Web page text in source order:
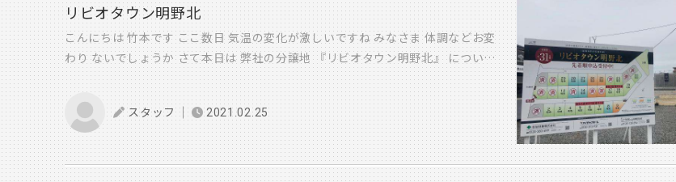
ういたしまして！ なんでも仰ってください！』 アレクサのおかげで なんだか
楽しいなあ と思う反面 たまには 朝一番に 人間と話をしたいなあ・・・・うぅ
なーんて事を思いながら 海辺が見えるテラスで一人、紅茶を飲むのでございま
す。ハイ いやいや、谷田のモーニングルーティーンなど どーでもいいわい とい
う声がガンガン聞こえてまいります。 はい、重々承知しております。ハイハイ。
ですです。 失礼いたしましたです。 先日、車でふと 「明日への手紙」という曲
を聴いて 深く心を動かされました。 いつでも帰ることができる『ふるさと』が
『 家 』なんですねー。 家を建てるって『ふるさとを作る』ってことなんですね
ー 『ふるさと』があるって いいですねー 何やら谷田は 深く考えさせられたので
リビオタウン明野北
こんにちは 竹本です ここ数日 気温の変化が激しいですね みなさま 体調などお変
わり ないでしょうか さて本日は 弊社の分譲地 『リビオタウン明野北』 について
ご紹介させていだきます 既に2邸が着工しており 残りが３区画の販売と なってお
ります 弊社以外には 住友林業さん トヨタホームさん が建築可能な 閑静な住宅
地になります 25号地です 26号地です 9号地です 価格などはこちらを クリッ
クください ⇓ ⇓ iBICHOME リビオ明野北 ドシドシお問い合わせください 宜し
くお願い致します 営業 竹本幸嗣
スタッフ 2021.02.25